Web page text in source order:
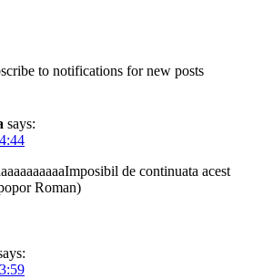
to notifications for new posts
says:
de continuata acest
Roman)